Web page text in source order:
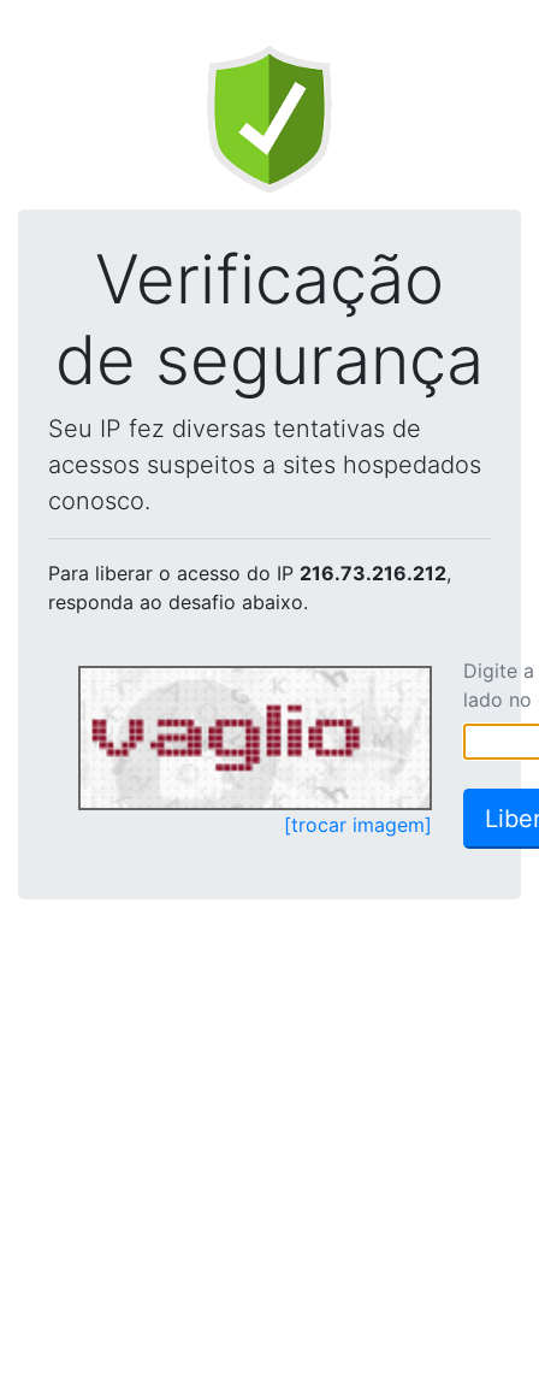
Verificação
de segurança
Seu IP fez diversas tentativas de
acessos suspeitos a sites hospedados
conosco.
Para liberar o acesso do IP 216.73.216.212,
responda ao desafio abaixo.
[trocar imagem]
Digite
lado no